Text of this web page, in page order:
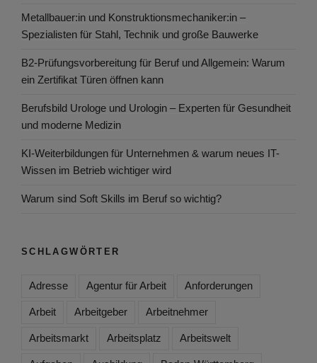
Metallbauer:in und Konstruktionsmechaniker:in –
Spezialisten für Stahl, Technik und große Bauwerke
B2-Prüfungsvorbereitung für Beruf und Allgemein: Warum
ein Zertifikat Türen öffnen kann
Berufsbild Urologe und Urologin – Experten für Gesundheit
und moderne Medizin
KI-Weiterbildungen für Unternehmen & warum neues IT-
Wissen im Betrieb wichtiger wird
Warum sind Soft Skills im Beruf so wichtig?
SCHLAGWÖRTER
Adresse Agentur für Arbeit Anforderungen
Arbeit Arbeitgeber Arbeitnehmer
Arbeitsmarkt Arbeitsplatz Arbeitswelt